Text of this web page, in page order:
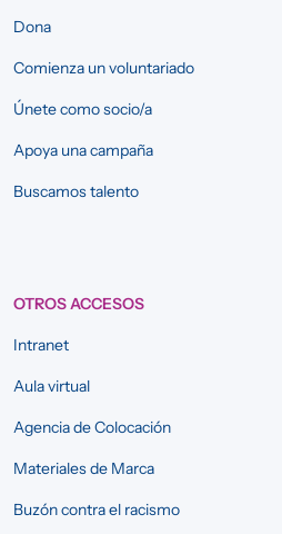
Dona
Comienza un voluntariado
Únete como socio/a
Apoya una campaña
Buscamos talento
OTROS ACCESOS
Intranet
Aula virtual
Agencia de Colocación
Materiales de Marca
Buzón contra el racismo